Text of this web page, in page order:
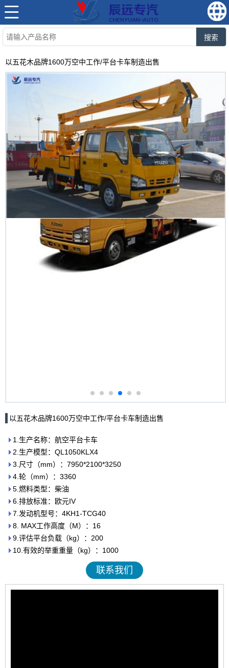
搜索
以五花木品牌1600万空中工作/平台卡车制造出售
以五花木品牌1600万空中工作/平台卡车制造出售
1.生产名称：航空平台卡车
2.生产模型：QL1050KLX4
3.尺寸（mm）：7950*2100*3250
4.轮（mm）：3360
5.燃料类型：柴油
6.排放标准：欧元IV
7.发动机型号：4KH1-TCG40
8. MAX工作高度（M）：16
9.评估平台负载（kg）：200
10.有效的举重重量（kg）：1000
联系我们